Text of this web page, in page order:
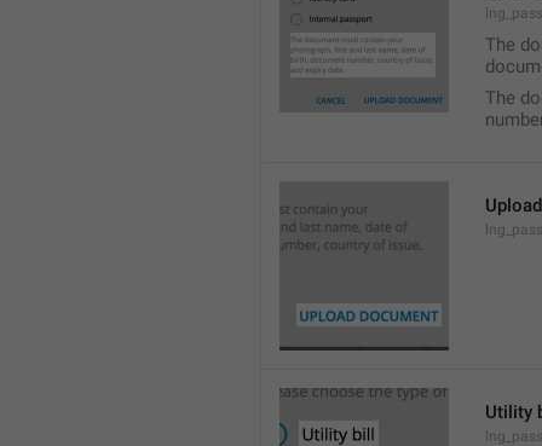
The
The
Utility